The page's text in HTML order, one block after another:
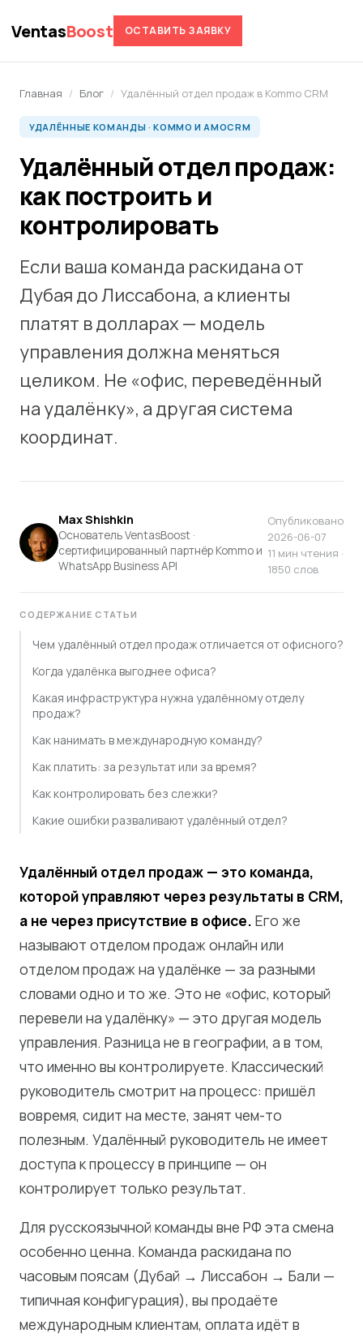
VentasBoost ОСТАВИТЬ ЗАЯВКУ
Главная / Блог / Удалённый отдел продаж в Kommo CRM
УДАЛЁННЫЕ КОМАНДЫ · KOMMO И AMOCRM
Удалённый отдел продаж:
как построить и
контролировать
Если ваша команда раскидана от
Дубая до Лиссабона, а клиенты
платят в долларах — модель
управления должна меняться
целиком. Не «офис, переведённый
на удалёнку», а другая система
координат.
Max Shishkin
Основатель VentasBoost ·
сертифицированный партнёр Kommo и
WhatsApp Business API
Опубликовано
2026-06-07
11 мин чтения ·
1850 слов
СОДЕРЖАНИЕ СТАТЬИ
Чем удалённый отдел продаж отличается от офисного?
Когда удалёнка выгоднее офиса?
Какая инфраструктура нужна удалённому отделу
продаж?
Как нанимать в международную команду?
Как платить: за результат или за время?
Как контролировать без слежки?
Какие ошибки разваливают удалённый отдел?
Удалённый отдел продаж — это команда,
которой управляют через результаты в CRM,
а не через присутствие в офисе. Его же
называют отделом продаж онлайн или
отделом продаж на удалёнке — за разными
словами одно и то же. Это не «офис, который
перевели на удалёнку» — это другая модель
управления. Разница не в географии, а в том,
что именно вы контролируете. Классический
руководитель смотрит на процесс: пришёл
вовремя, сидит на месте, занят чем-то
полезным. Удалённый руководитель не имеет
доступа к процессу в принципе — он
контролирует только результат.
Для русскоязычной команды вне РФ эта смена
особенно ценна. Команда раскидана по
часовым поясам (Дубай → Лиссабон → Бали —
типичная конфигурация), вы продаёте
международным клиентам, оплата идёт в